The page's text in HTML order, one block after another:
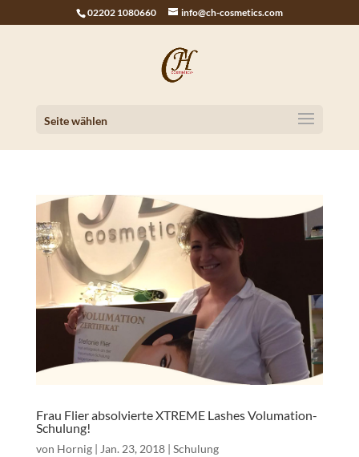
02202 1080660 info@ch-cosmetics.com
Seite wählen
Frau Flier absolvierte XTREME Lashes Volumation-
Schulung!
von Hornig| Jan. 23, 2018| Schulung